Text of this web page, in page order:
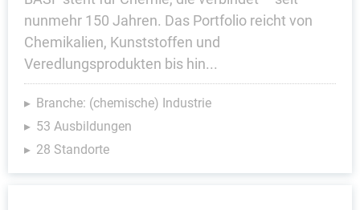
nunmehr 150 Jahren. Das Portfolio reicht von
Chemikalien, Kunststoffen und
Veredlungsprodukten bis hin...
Branche: (chemische) Industrie
53 Ausbildungen
28 Standorte